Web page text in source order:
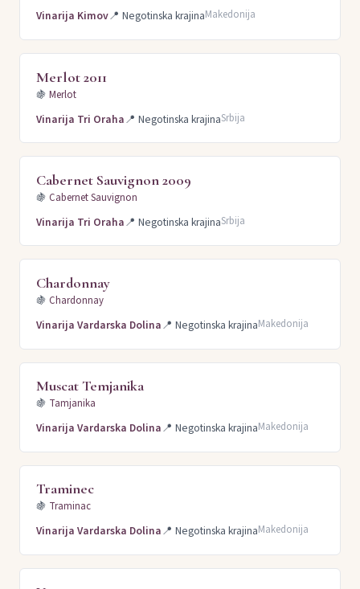
Vinarija Kimov📍 Negotinska krajinaMakedonija
Merlot 2011
🍇 Merlot
Vinarija Tri Oraha📍 Negotinska krajinaSrbija
Cabernet Sauvignon 2009
🍇 Cabernet Sauvignon
Vinarija Tri Oraha📍 Negotinska krajinaSrbija
Chardonnay
🍇 Chardonnay
Vinarija Vardarska Dolina📍 Negotinska krajinaMakedonija
Muscat Temjanika
🍇 Tamjanika
Vinarija Vardarska Dolina📍 Negotinska krajinaMakedonija
Traminec
🍇 Traminac
Vinarija Vardarska Dolina📍 Negotinska krajinaMakedonija